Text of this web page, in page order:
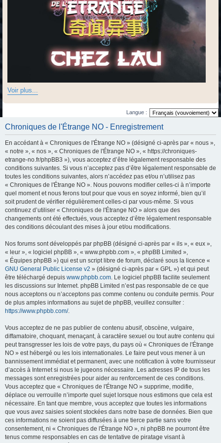
Voir plus...
Langue :
Chroniques de l'Étrange NO - Enregistrement
En accédant à « Chroniques de l'Étrange NO » (désigné ci-après par « nous »,
« notre », « nos », « Chroniques de l'Étrange NO », « https://chroniques-
etrange-no.fr/phpBB3 »), vous acceptez d’être légalement responsable des
conditions suivantes. Si vous n’acceptez pas d’être légalement responsable de
toutes les conditions suivantes, alors n’accédez pas et/ou n’utilisez pas
« Chroniques de l'Étrange NO ». Nous pouvons modifier celles-ci à n’importe
quel moment et nous ferons tout pour que vous en soyez informé, bien qu’il
soit prudent de vérifier régulièrement celles-ci par vous-même. Si vous
continuez d’utiliser « Chroniques de l'Étrange NO » alors que des
changements ont été effectués, vous acceptez d’être légalement responsable
des conditions découlant des mises à jour et/ou modifications.
Nos forums sont développés par phpBB (désigné ci-après par « ils », « eux »,
« leur », « logiciel phpBB », « www.phpbb.com », « phpBB Limited »,
« Équipes phpBB ») qui est un script libre de forum, déclaré sous la licence «
GNU General Public License v2 » (désigné ci-après par « GPL ») et qui peut
être téléchargé depuis www.phpbb.com . Le logiciel phpBB facilite seulement
les discussions sur Internet. phpBB Limited n’est pas responsable de ce que
nous acceptons ou n’acceptons pas comme contenu ou conduite permis. Pour
de plus amples informations au sujet de phpBB, veuillez consulter :
https://www.phpbb.com/.
Vous acceptez de ne pas publier de contenu abusif, obscène, vulgaire,
diffamatoire, choquant, menaçant, à caractère sexuel ou tout autre contenu qui
peut transgresser les lois de votre pays, du pays où « Chroniques de l'Étrange
NO » est hébergé ou les lois internationales. Le faire peut vous mener à un
bannissement immédiat et permanent, avec une notification à votre fournisseur
d’accès à Internet si nous le jugeons nécessaire. Les adresses IP de tous les
messages sont enregistrées pour aider au renforcement de ces conditions.
Vous acceptez que « Chroniques de l'Étrange NO » supprime, modifie,
déplace ou verrouille n’importe quel sujet lorsque nous estimons que cela est
nécessaire. En tant que membre, vous acceptez que toutes les informations
que vous avez saisies soient stockées dans notre base de données. Bien que
ces informations ne soient pas diffusées à une tierce partie sans votre
consentement, ni « Chroniques de l'Étrange NO », ni phpBB ne pourront être
tenus comme responsables en cas de tentative de piratage visant à